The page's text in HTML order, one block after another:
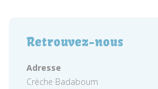
Retrouvez-nous
Adresse
Crèche Badaboum